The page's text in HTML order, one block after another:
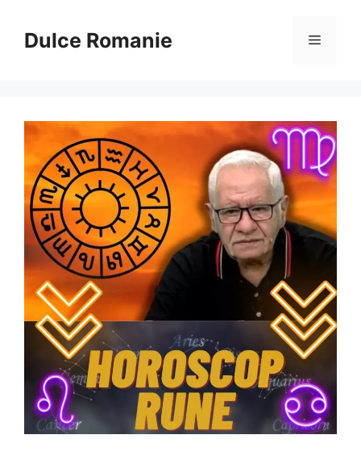
conținutDulce Romanie Meniu